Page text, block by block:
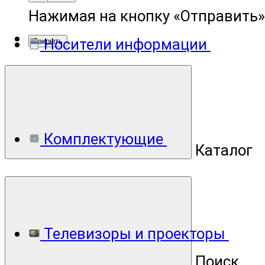
Нажимая на кнопку
Закрыть
Каталог
Носители информации
Комплектующие
Телевизоры и проекторы